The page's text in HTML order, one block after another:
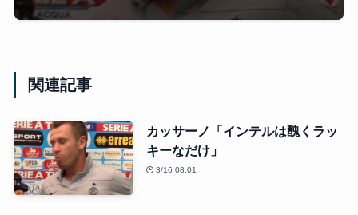
関連記事
カッサーノ「インテルは醜くラッ
キーなだけ」
3/16 08:01